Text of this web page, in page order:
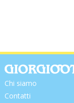
Chi siamo
Contatti